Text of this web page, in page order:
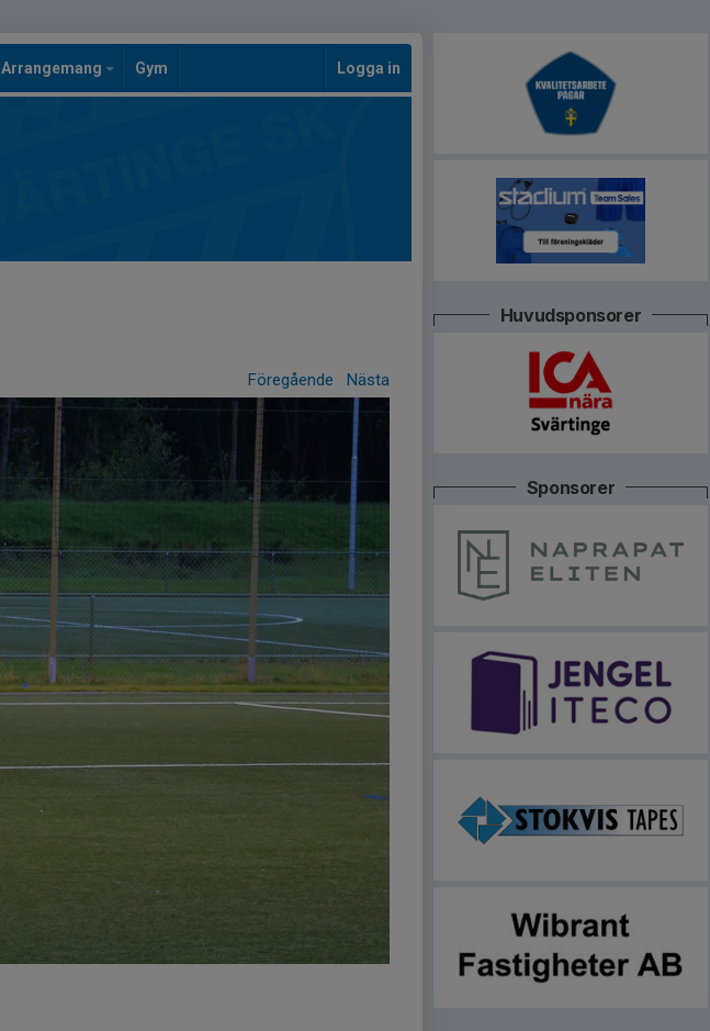
Arrangemang Gym Logga in
Föregående Nästa
Huvudsponsorer
Sponsorer